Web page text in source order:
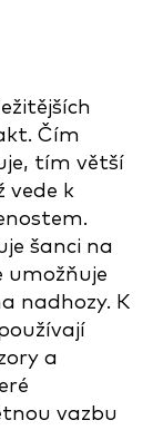
Čím
tím větší
vede k
šanci na
umožňuje
nadhozy. K
a
vazbu